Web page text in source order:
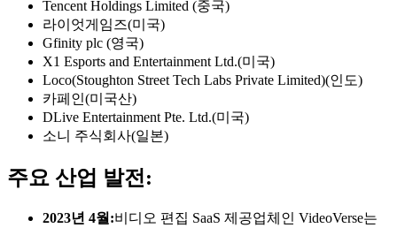
Tencent Holdings Limited (중국)
라이엇게임즈(미국)
Gfinity plc (영국)
X1 Esports and Entertainment Ltd.(미국)
Loco(Stoughton Street Tech Labs Private Limited)(인도)
카페인(미국산)
DLive Entertainment Pte. Ltd.(미국)
소니 주식회사(일본)
주요 산업 발전:
2023년 4월:비디오 편집 SaaS 제공업체인 VideoVerse는